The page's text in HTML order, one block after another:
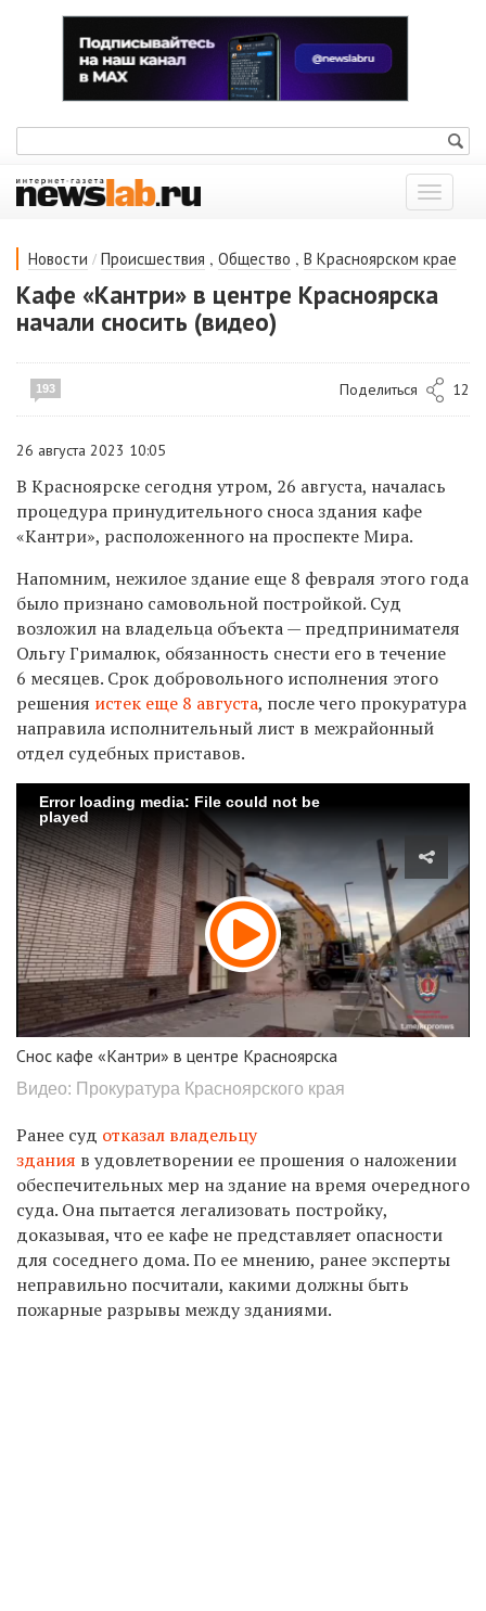
Показать
меню
Новости / Происшествия , Общество , В Красноярском крае
Кафе «Кантри» в центре Красноярска
начали сносить (видео)
193 Поделиться 12
26 августа 2023 10:05
В Красноярске сегодня утром, 26 августа, началась
процедура принудительного сноса здания кафе
«Кантри», расположенного на проспекте Мира.
Напомним, нежилое здание еще 8 февраля этого года
было признано самовольной постройкой. Суд
возложил на владельца объекта — предпринимателя
Ольгу Грималюк, обязанность снести его в течение
6 месяцев. Срок добровольного исполнения этого
решения истек еще 8 августа, после чего прокуратура
направила исполнительный лист в межрайонный
отдел судебных приставов.
Error loading media: File could not be
played
Снос кафе «Кантри» в центре Красноярска
Видео: Прокуратура Красноярского края
Ранее суд отказал владельцу
здания в удовлетворении ее прошения о наложении
обеспечительных мер на здание на время очередного
суда. Она пытается легализовать постройку,
доказывая, что ее кафе не представляет опасности
для соседнего дома. По ее мнению, ранее эксперты
неправильно посчитали, какими должны быть
пожарные разрывы между зданиями.